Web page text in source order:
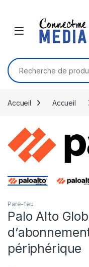
Recherche pour :
Accueil Accueil
Pare-feu
Palo Alto
périphérique